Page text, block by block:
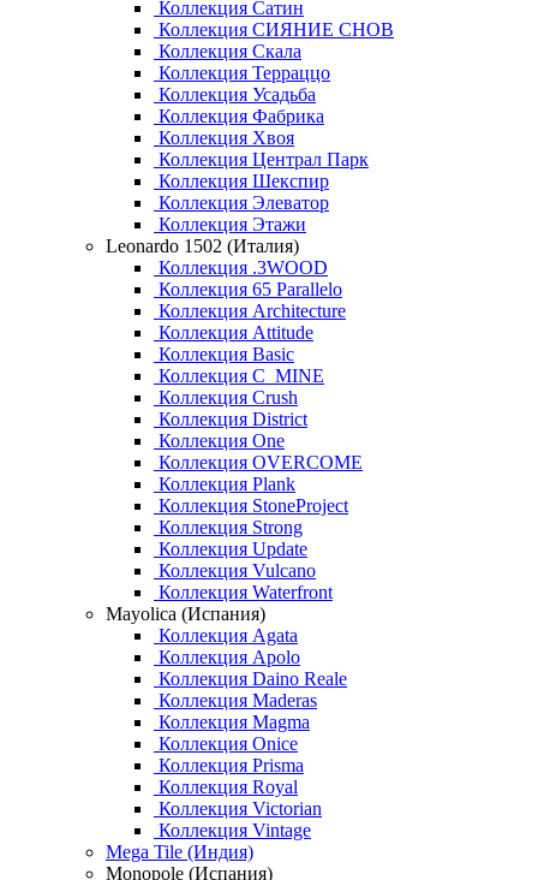
Коллекция Сатин
Коллекция СИЯНИЕ СНОВ
Коллекция Скала
Коллекция Терраццо
Коллекция Усадьба
Коллекция Фабрика
Коллекция Хвоя
Коллекция Централ Парк
Коллекция Шекспир
Коллекция Элеватор
Коллекция Этажи
Leonardo 1502 (Италия)
Коллекция .3WOOD
Коллекция 65 Parallelo
Коллекция Architecture
Коллекция Attitude
Коллекция Basic
Коллекция C_MINE
Коллекция Crush
Коллекция District
Коллекция One
Коллекция OVERCOME
Коллекция Plank
Коллекция StoneProject
Коллекция Strong
Коллекция Update
Коллекция Vulcano
Коллекция Waterfront
Mayolica (Испания)
Коллекция Agata
Коллекция Apolo
Коллекция Daino Reale
Коллекция Maderas
Коллекция Magma
Коллекция Onice
Коллекция Prisma
Коллекция Royal
Коллекция Victorian
Коллекция Vintage
Mega Tile (Индия)
Monopole (Испания)